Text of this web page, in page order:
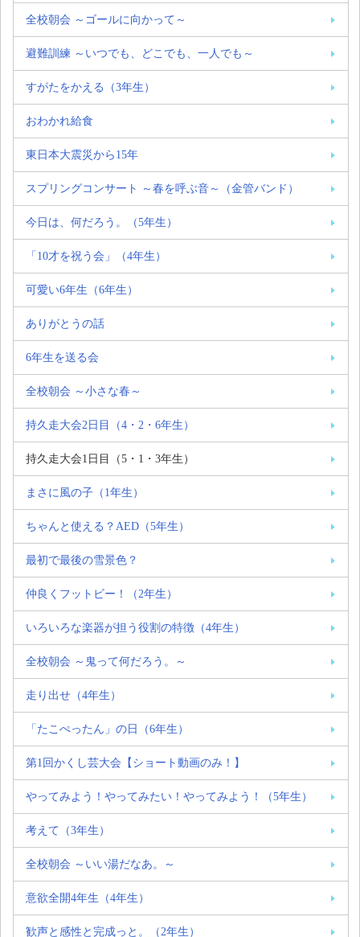
全校朝会 ～ゴールに向かって～
避難訓練 ～いつでも、どこでも、一人でも～
すがたをかえる（3年生）
おわかれ給食
東日本大震災から15年
スプリングコンサート ～春を呼ぶ音～（金管バンド）
今日は、何だろう。（5年生）
「10才を祝う会」（4年生）
可愛い6年生（6年生）
ありがとうの話
6年生を送る会
全校朝会 ～小さな春～
持久走大会2日目（4・2・6年生）
持久走大会1日目（5・1・3年生）
まさに風の子（1年生）
ちゃんと使える？AED（5年生）
最初で最後の雪景色？
仲良くフットビー！（2年生）
いろいろな楽器が担う役割の特徴（4年生）
全校朝会 ～鬼って何だろう。～
走り出せ（4年生）
「たこぺったん」の日（6年生）
第1回かくし芸大会【ショート動画のみ！】
やってみよう！やってみたい！やってみよう！（5年生）
考えて（3年生）
全校朝会 ～いい湯だなあ。～
意欲全開4年生（4年生）
歓声と感性と完成っと。（2年生）